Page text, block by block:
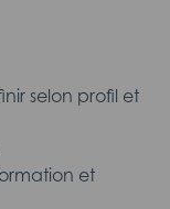
selon profil et
et